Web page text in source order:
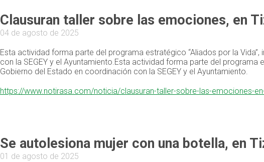
Clausuran taller sobre las emociones, en
04 de agosto de 2025
Esta actividad forma parte del programa estratégico “Aliados por la
con la SEGEY y el Ayuntamiento.Esta actividad forma parte del programa
Gobierno del Estado en coordinación con la SEGEY y el Ayuntamiento.
https://www.notirasa.com/noticia/clausuran-taller-sobre-las-emociones-
Se autolesiona mujer con una botella, en
01 de agosto de 2025